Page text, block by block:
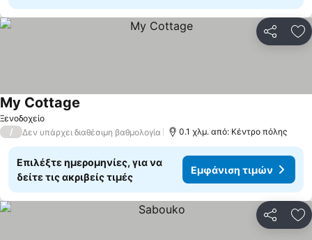
Ξενοδοχείο
My Cottage
/ Δεν υπάρχει διαθέσιμη βαθμολογία 0.1 χλμ. από: Κέντρο πόλης
Επιλέξτε ημερομηνίες, για να
δείτε τις ακριβείς τιμές
Εμφάνιση τιμών